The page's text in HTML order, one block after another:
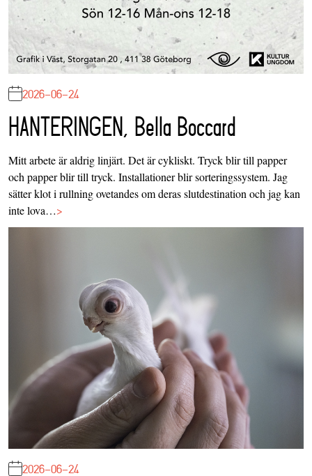
2026-06-24
HANTERINGEN, Bella Boccard
Mitt arbete är aldrig linjärt. Det är cykliskt. Tryck blir till papper
och papper blir till tryck. Installationer blir sorteringssystem. Jag
sätter klot i rullning ovetandes om deras slutdestination och jag kan
inte lova…>
2026-06-24